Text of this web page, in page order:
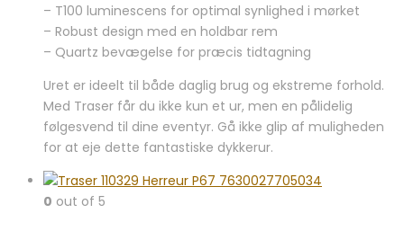
– T100 luminescens for optimal synlighed i mørket
– Robust design med en holdbar rem
– Quartz bevægelse for præcis tidtagning
Uret er ideelt til både daglig brug og ekstreme forhold.
Med Traser får du ikke kun et ur, men en pålidelig
følgesvend til dine eventyr. Gå ikke glip af muligheden
for at eje dette fantastiske dykkerur.
0 out of 5